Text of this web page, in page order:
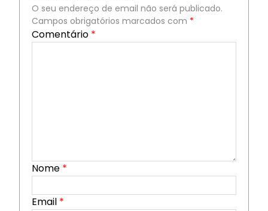
O seu endereço de email não será publicado.
Campos obrigatórios marcados com *
Comentário *
Nome *
Email *